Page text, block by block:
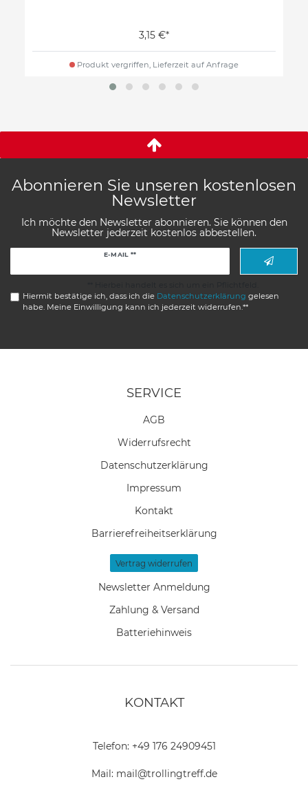
3,15 €*
Produkt vergriffen, Lieferzeit auf Anfrage
Abonnieren Sie unseren kostenlosen
Newsletter
Ich möchte den Newsletter abonnieren. Sie können den
Newsletter jederzeit kostenlos abbestellen.
E-MAIL **
Hiermit bestätige ich, dass ich die Daten­schutz­erklärung gelesen
habe. Meine Einwilligung kann ich jederzeit widerrufen.**
SERVICE
AGB
Widerrufs­recht
Daten­schutz­erklärung
Impressum
Kontakt
Barrierefreiheitserklärung
Vertrag widerrufen
Newsletter Anmeldung
Zahlung & Versand
Batteriehinweis
KONTAKT
Telefon: +49 176 24909451
Mail: mail@trollingtreff.de